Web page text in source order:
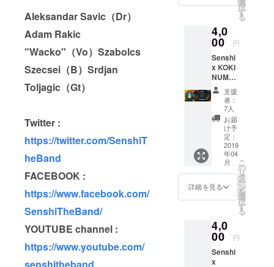
Aleksandar Savic（Dr）
Adam Rakic
"Wacko"（Vo）Szabolcs
Szecsei（B）Srdjan
Toljagic（Gt）
Twitter :
https://twitter.com/SenshiT
heBand
FACEBOOK :
https://www.facebook.com/
SenshiTheBand/
YOUTUBE channel :
https://www.youtube.com/
たはQI
バーを
付けた
携帯電
話を本
体上に
置くだ
けで充
電でき
ます。
一目で
わかる
LEDラ
イト付
きなの
で暗い
中でも
どこに
るかす
ぐにわ
かりま
す。
【製品
択
す
る
4,0
00 円
Senshi
x KOKI
NUMAT
Aコラボ
Tシャ
ツ！
Senshi
オリジ
ナルタ
グを
もって
製作さ
れる完
全
Senshi
オリジ
パレル
グッズ
をイラ
スト
レー
支援
者：
7人
お届
け予
定：
2019
年04
月
詳細を見る
こ
の
リ
タ
ー
ン
を
選
択
す
る
4,0
00 円
Senshi
x